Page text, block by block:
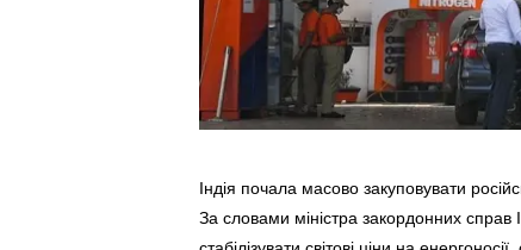
Індія почала масово закуповувати
За словами міністра закордонних